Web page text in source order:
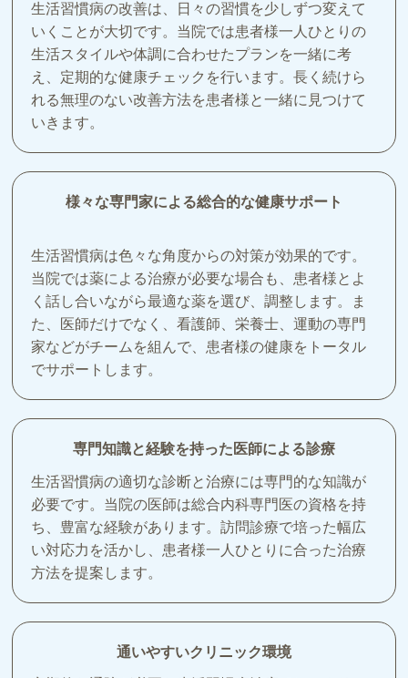
生活習慣病の改善は、日々の習慣を少しずつ変えて
いくことが大切です。当院では患者様一人ひとりの
生活スタイルや体調に合わせたプランを一緒に考
え、定期的な健康チェックを行います。長く続けら
れる無理のない改善方法を患者様と一緒に見つけて
いきます。
様々な専門家による総合的な健康サポート
生活習慣病は色々な角度からの対策が効果的です。
当院では薬による治療が必要な場合も、患者様とよ
く話し合いながら最適な薬を選び、調整します。ま
た、医師だけでなく、看護師、栄養士、運動の専門
家などがチームを組んで、患者様の健康をトータル
でサポートします。
専門知識と経験を持った医師による診療
生活習慣病の適切な診断と治療には専門的な知識が
必要です。当院の医師は総合内科専門医の資格を持
ち、豊富な経験があります。訪問診療で培った幅広
い対応力を活かし、患者様一人ひとりに合った治療
方法を提案します。
通いやすいクリニック環境